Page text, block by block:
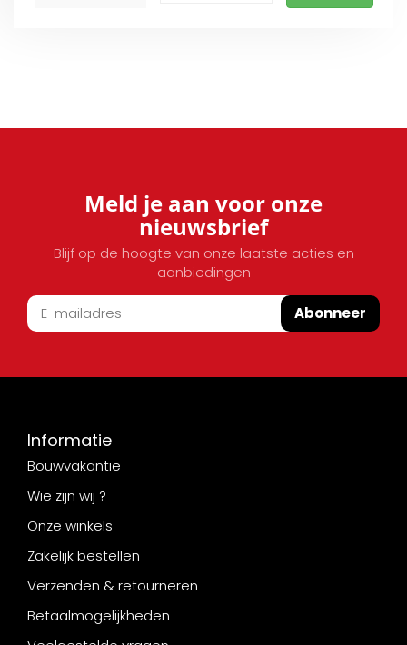
Meld je aan voor onze
nieuwsbrief
Blijf op de hoogte van onze laatste acties en
aanbiedingen
Abonneer
Informatie
Bouwvakantie
Wie zijn wij ?
Onze winkels
Zakelijk bestellen
Verzenden & retourneren
Betaalmogelijkheden